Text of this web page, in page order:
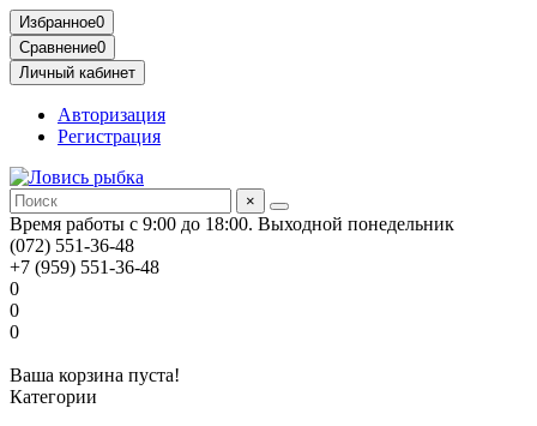
Избранное0
Сравнение0
Личный кабинет
Авторизация
Регистрация
×
Время работы с 9:00 до 18:00. Выходной понедельник
(072) 551-36-48
+7 (959) 551-36-48
0
0
0
Ваша корзина пуста!
Категории